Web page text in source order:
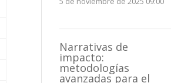
Narrativas de
impacto:
metodologías
avanzadas para el